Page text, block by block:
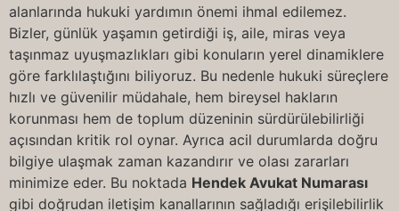
alanlarında hukuki yardımın önemi ihmal edilemez.
Bizler, günlük yaşamın getirdiği iş, aile, miras veya
taşınmaz uyuşmazlıkları gibi konuların yerel dinamiklere
göre farklılaştığını biliyoruz. Bu nedenle hukuki süreçlere
hızlı ve güvenilir müdahale, hem bireysel hakların
korunması hem de toplum düzeninin sürdürülebilirliği
açısından kritik rol oynar. Ayrıca acil durumlarda doğru
bilgiye ulaşmak zaman kazandırır ve olası zararları
minimize eder. Bu noktada Hendek Avukat Numarası
gibi doğrudan iletişim kanallarının sağladığı erişilebilirlik